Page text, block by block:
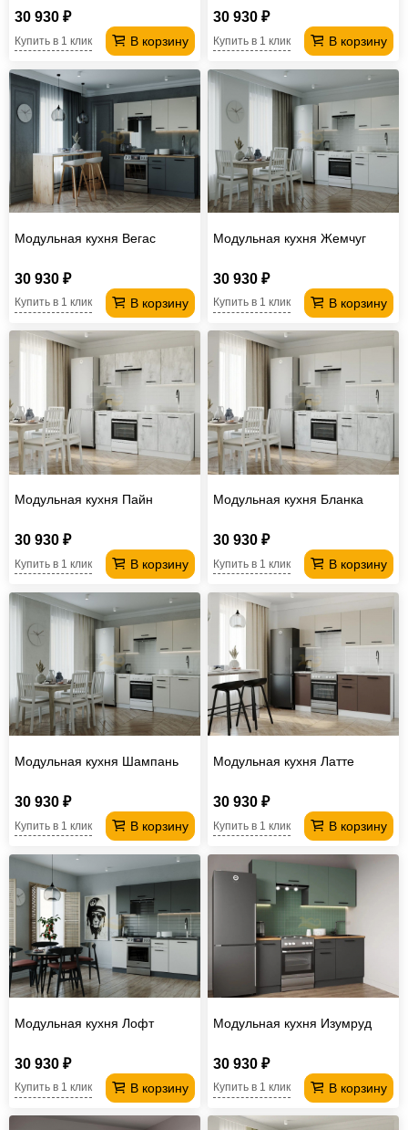
30 930 ₽
В корзину
Купить в 1 клик
30 930 ₽
В корзину
Купить в 1 клик
Модульная кухня Вегас
30 930 ₽
В корзину
Купить в 1 клик
Модульная кухня Жемчуг
30 930 ₽
В корзину
Купить в 1 клик
Модульная кухня Пайн
30 930 ₽
В корзину
Купить в 1 клик
Модульная кухня Бланка
30 930 ₽
В корзину
Купить в 1 клик
Модульная кухня Шампань
30 930 ₽
В корзину
Купить в 1 клик
Модульная кухня Латте
30 930 ₽
В корзину
Купить в 1 клик
Модульная кухня Лофт
30 930 ₽
В корзину
Купить в 1 клик
Модульная кухня Изумруд
30 930 ₽
В корзину
Купить в 1 клик